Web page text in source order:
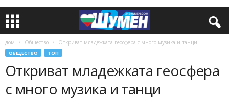
дом Общество Откриват младежката геосфера с много музика и танци
ОБЩЕСТВО ТОП
Откриват младежката геосфера
с много музика и танци